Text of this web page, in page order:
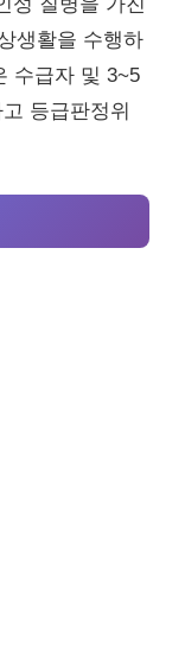
생활을 수행하
수급자 및 3~5
등급판정위